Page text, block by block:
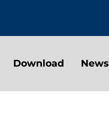
Download News